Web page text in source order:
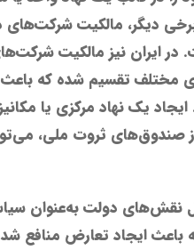
دیگر، مالکیت شرکت‌های
در ایران نیز مالکیت
مختلف تقسیم شده که
یک نهاد مرکزی یا
صندوق‌های ثروت ملی،
نقش‌های دولت به‌عنوان
ایجاد تعارض منافع